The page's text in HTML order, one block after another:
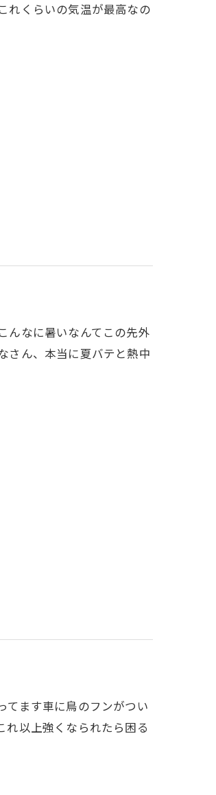
れくらいの気温が最高なの
んなに暑いなんてこの先外
さん、本当に夏バテと熱中
てます車に鳥のフンがつい
れ以上強くなられたら困る